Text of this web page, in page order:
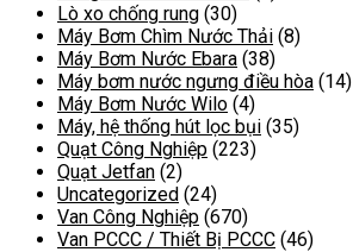
Lò xo chống rung (30)
Máy Bơm Chìm Nước Thải (8)
Máy Bơm Nước Ebara (38)
Máy bơm nước ngưng điều hòa (14)
Máy Bơm Nước Wilo (4)
Máy, hệ thống hút lọc bụi (35)
Quạt Công Nghiệp (223)
Quạt Jetfan (2)
Uncategorized (24)
Van Công Nghiệp (670)
Van PCCC / Thiết Bị PCCC (46)